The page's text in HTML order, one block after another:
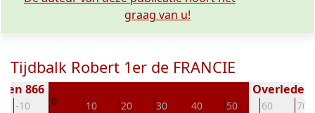
graag van u!
Tijdbalk Robert 1er de FRANCIE
-10 0 10 20 30 40 50 60 70
866 Overleden